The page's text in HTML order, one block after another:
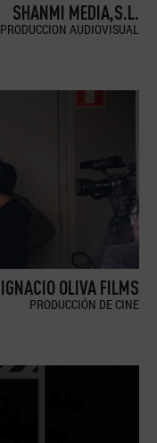
SHANMI MEDIA,S.L.
PRODUCCION AUDIOVISUAL
IGNACIO OLIVA FILMS
PRODUCCIÓN DE CINE